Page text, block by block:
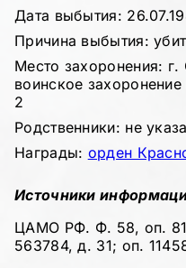
Дата выбытия:
Причина выбытия:
Место захоронения: г.
воинское
2
Родственники: не
Награды: орден
Источники
ЦАМО РФ. Ф. 58, оп.
563784, д. 31; оп.